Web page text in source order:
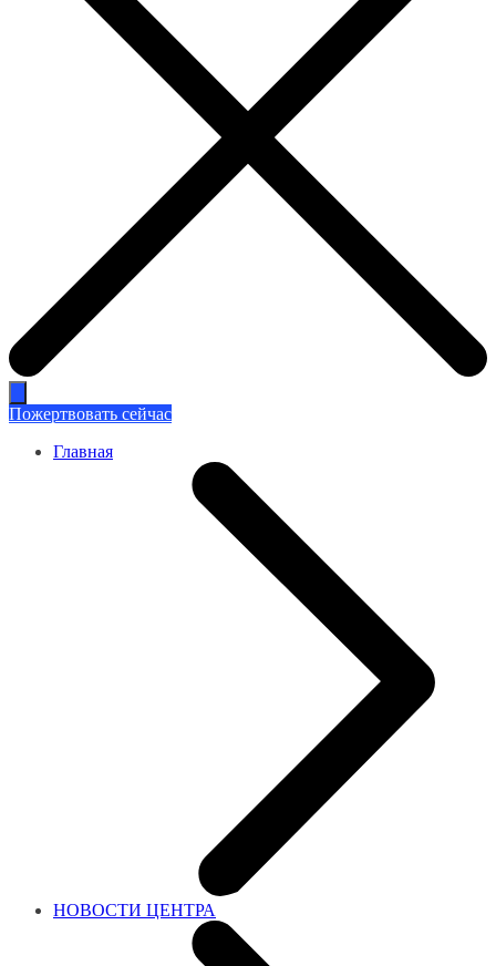
Пожертвовать сейчас
Главная
НОВОСТИ ЦЕНТРА